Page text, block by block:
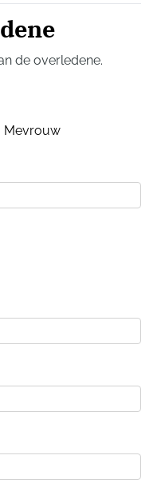
de overledene.
Mevrouw